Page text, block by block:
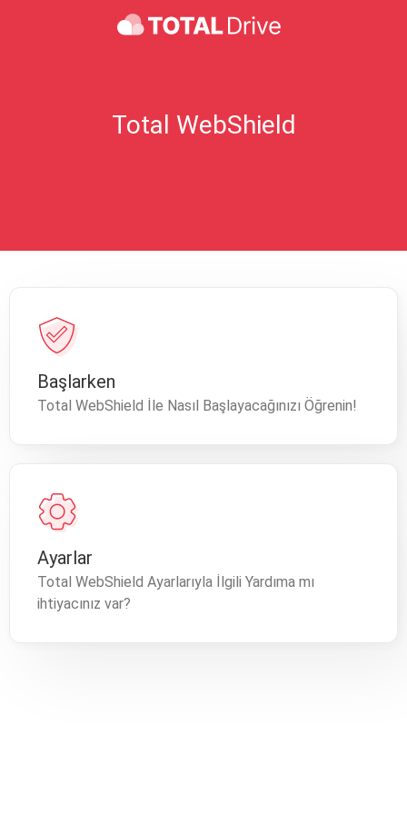
Total WebShield
Başlarken
Total WebShield İle Nasıl Başlayacağınızı Öğrenin!
Ayarlar
Total WebShield Ayarlarıyla İlgili Yardıma mı
ihtiyacınız var?